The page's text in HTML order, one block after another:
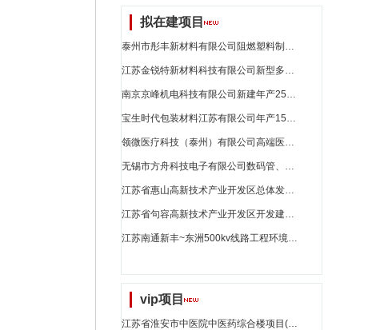
拟在建项目
泰州市彤丰新材料有限公司阻燃塑料制品项目_江苏省招标
江苏金锐特新材料科技有限公司新型多晶相复合材料项目_江苏省招标
南京京峰机电科技有限公司新建年产250万件电动工具产品生产线项目环境影响报告表公示_江苏省招标
宝生时代包装材料江苏有限公司年产15万吨功能性聚酯(pet)包装材料项目验收后变动环境影响分析_江苏省招标
领微医疗科技（泰州）有限公司高端医疗器械生产制造项目_江苏省招标
无锡市方舟科技电子有限公司数码管、smt模块及smd模块扩建项目环境影响报告表公示_江苏省招标
江苏省惠山高新技术产业开发区总体发展规划环境影响评价第二次公示_江苏省招标
江苏省句容高新技术产业开发区开发建设规划（2024-2030）环境影响评价第一次公示_江苏省招标
江苏南通新丰~东洲500kv线路工程环境影响评价第二次公示_江苏省招标
vip项目
江苏省淮安市中医院中医药综合楼项目(更新11)_江苏省招标